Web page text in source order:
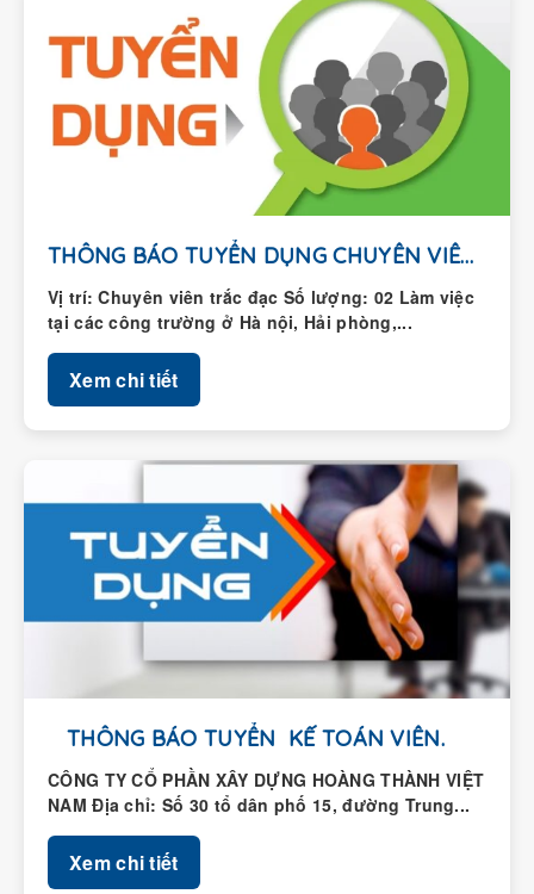
THÔNG BÁO TUYỂN DỤNG CHUYÊN VIÊN TRẮC ĐẠC
Vị trí: Chuyên viên trắc đạc Số lượng: 02 Làm việc
tại các công trường ở Hà nội, Hải phòng,...
Xem chi tiết
THÔNG BÁO TUYỂN KẾ TOÁN VIÊN.
CÔNG TY CỔ PHẦN XÂY DỰNG HOÀNG THÀNH VIỆT
NAM Địa chỉ: Số 30 tổ dân phố 15, đường Trung...
Xem chi tiết